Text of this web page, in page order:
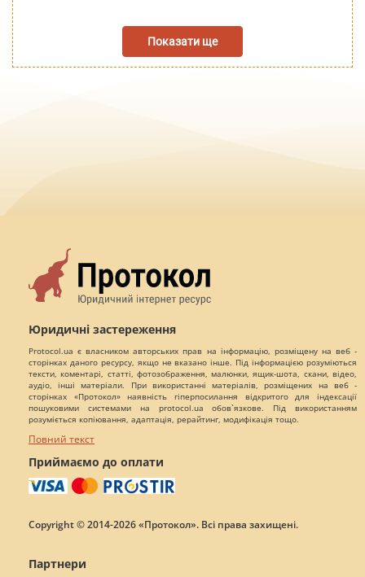
Показати ще
Юридичні застереження
Protocol.ua є власником авторських прав на інформацію, розміщену на веб -
сторінках даного ресурсу, якщо не вказано інше. Під інформацією розуміються
тексти, коментарі, статті, фотозображення, малюнки, ящик-шота, скани, відео,
аудіо, інші матеріали. При використанні матеріалів, розміщених на веб -
сторінках «Протокол» наявність гіперпосилання відкритого для індексації
пошуковими системами на protocol.ua обов`язкове. Під використанням
розуміється копіювання, адаптація, рерайтинг, модифікація тощо.
Повний текст
Приймаємо до оплати
Copyright © 2014-2026 «Протокол». Всі права захищені.
Партнери